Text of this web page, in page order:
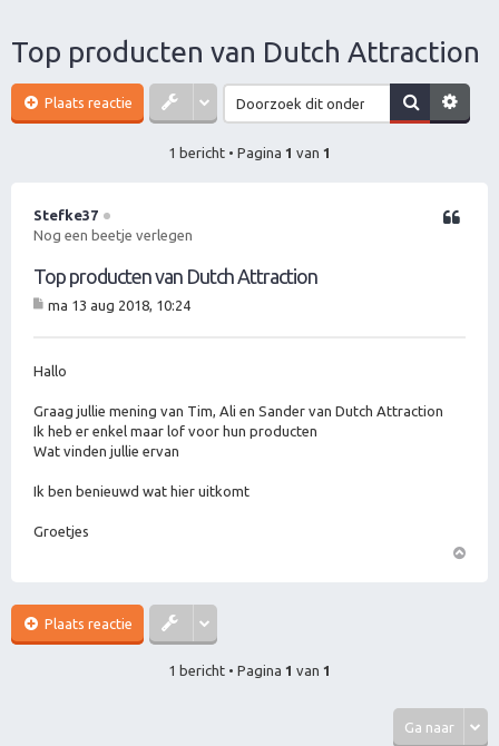
Top producten van Dutch Attraction
Plaats reactie
1 bericht • Pagina 1 van 1
Stefke37
Nog een beetje verlegen
Top producten van Dutch Attraction
Citeer
ht
ma 13 aug 2018, 10:24
Hallo
Graag jullie mening van Tim, Ali en Sander van Dutch Attraction
Ik heb er enkel maar lof voor hun producten
Wat vinden jullie ervan
Ik ben benieuwd wat hier uitkomt
Groetjes
Plaats reactie
1 bericht • Pagina 1 van 1
Ga naar